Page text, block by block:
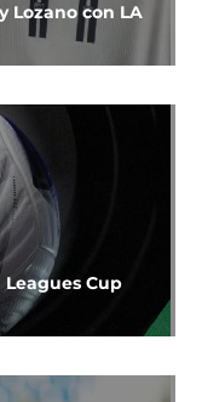
Lozano con LA
Cup